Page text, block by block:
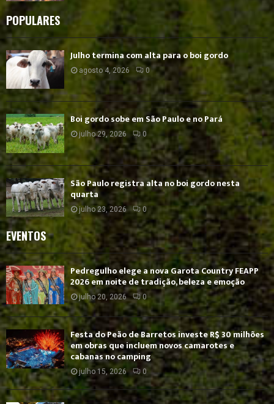
POPULARES
Julho termina com alta para o boi gordo
agosto 4, 2026 0
Boi gordo sobe em São Paulo e no Pará
julho 29, 2026 0
São Paulo registra alta no boi gordo nesta
quarta
julho 23, 2026 0
EVENTOS
Pedregulho elege a nova Garota Country FEAPP
2026 em noite de tradição, beleza e emoção
julho 20, 2026 0
Festa do Peão de Barretos investe R$ 30 milhões
em obras que incluem novos camarotes e
cabanas no camping
julho 15, 2026 0